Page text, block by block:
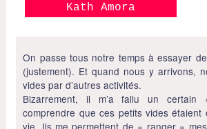
Kath Amora
On passe tous notre temps à essayer
(justement). Et quand nous y arrivons,
vides par d’autres activités.
Bizarrement, il m’a fallu un
comprendre que ces petits vides étaient